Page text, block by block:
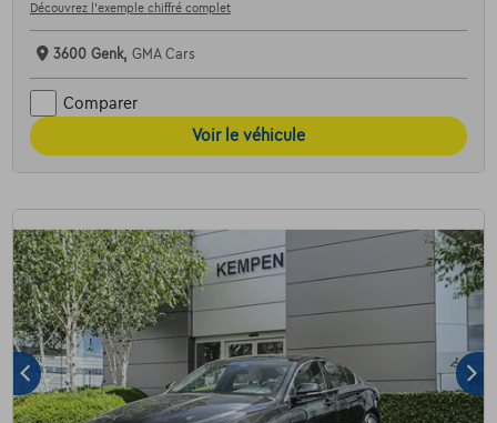
Découvrez l’exemple chiffré complet
3600 Genk, GMA Cars
Comparer
Voir le véhicule